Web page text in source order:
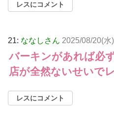
レスにコメント
21: ななしさん 2025/08/20(
バーキンがあれば必
店が全然ないせいで
レスにコメント